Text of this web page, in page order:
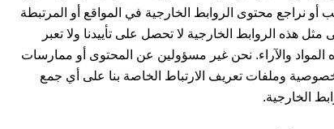
أو نراجع محتوى الروابط الخارجية في المواقع أو المرتبطة
مثل هذه الروابط الخارجية لا تحصل على تأييدنا ولا تعبر
المواد والآراء. نحن غير مسؤولين عن المحتوى أو ممارسات
وملفات تعريف الارتباط الخاصة بنا على أي جمع
الخارجية.